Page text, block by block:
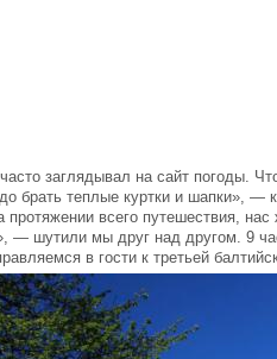
заглядывал на сайт погоды.
брать теплые куртки и шапки», —
протяжении всего путешествия,
— шутили мы друг над другом. 9
в гости к третьей